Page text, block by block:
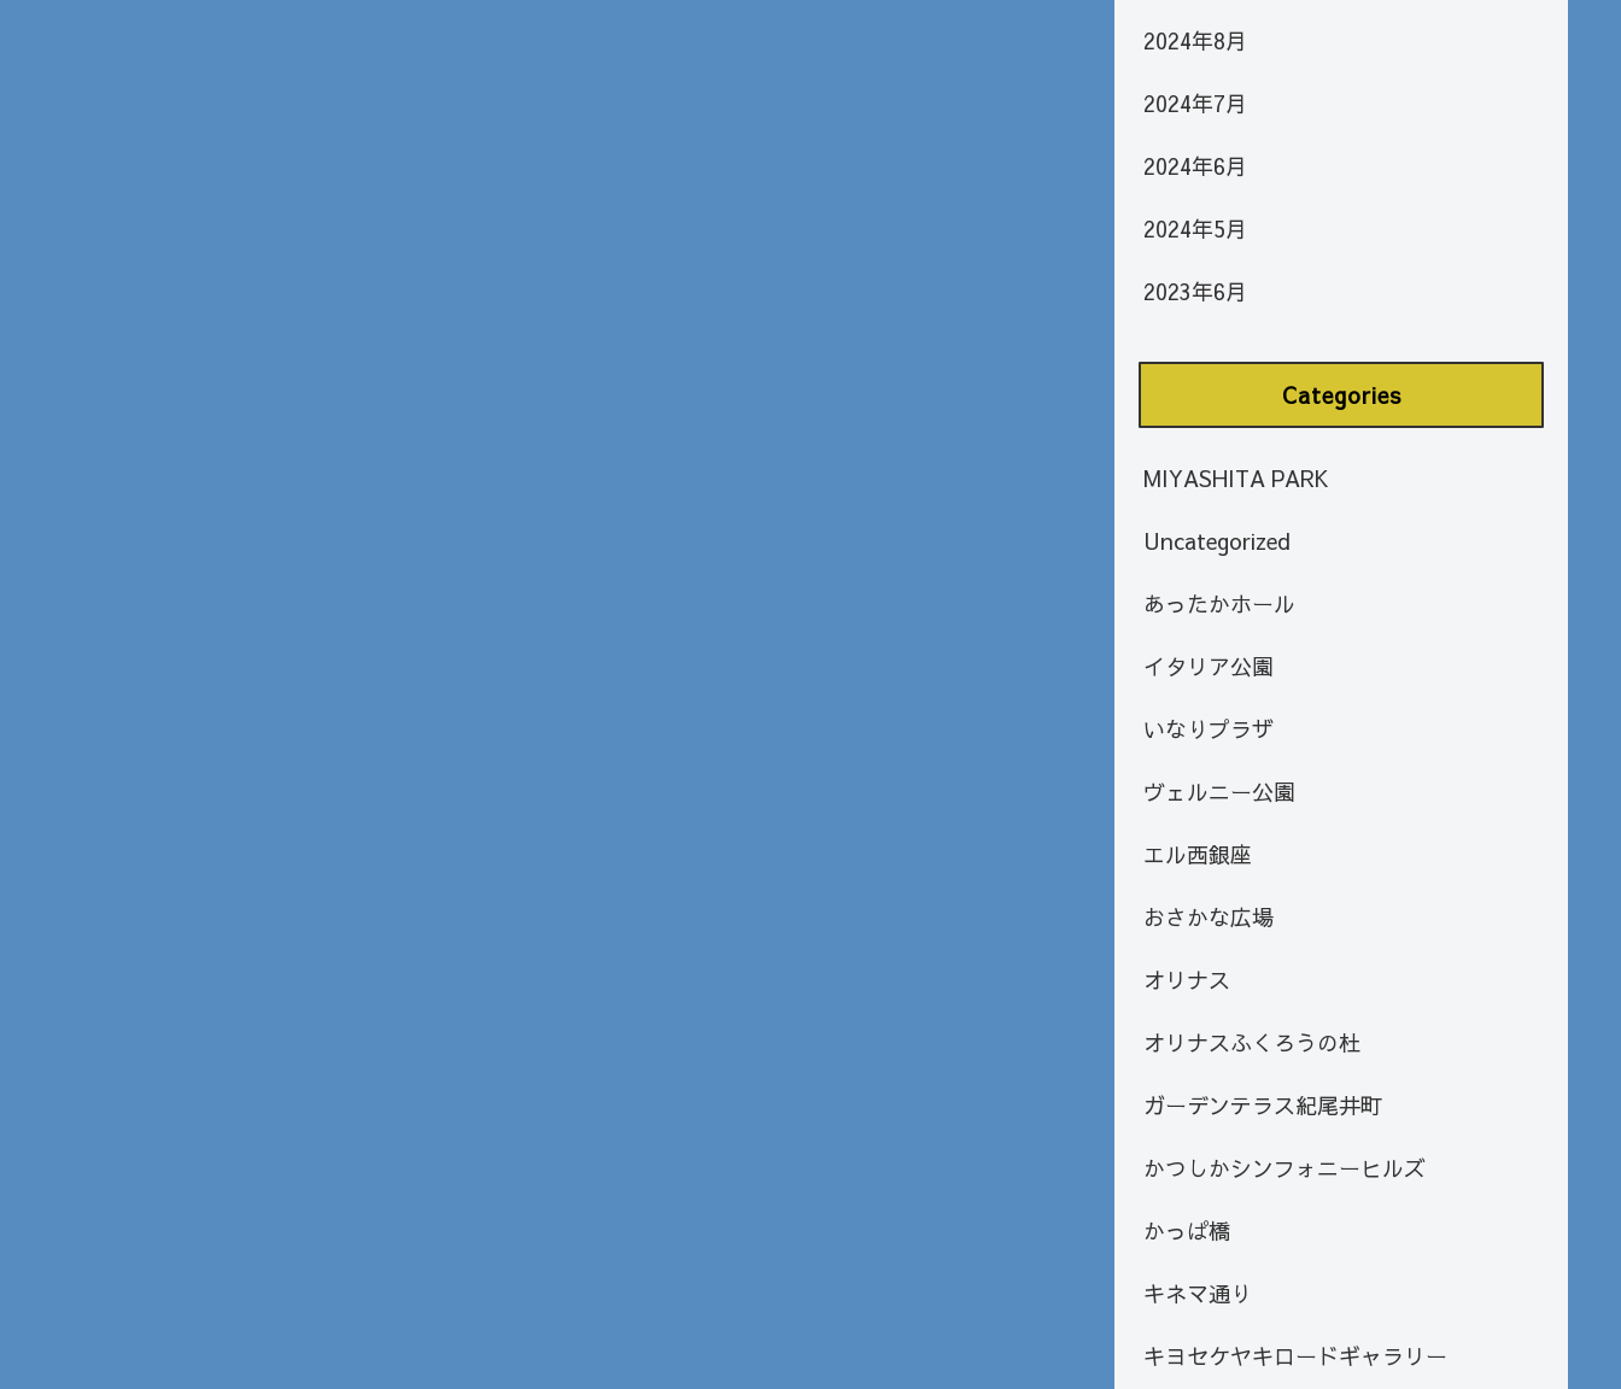
2024年8月
2024年7月
2024年6月
2024年5月
2023年6月
Categories
MIYASHITA PARK
Uncategorized
あったかホール
イタリア公園
いなりプラザ
ヴェルニー公園
エル西銀座
おさかな広場
オリナス
オリナスふくろうの杜
ガーデンテラス紀尾井町
かつしかシンフォニーヒルズ
かっぱ橋
キネマ通り
キヨセケヤキロードギャラリー